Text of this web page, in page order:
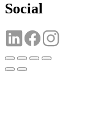
Social